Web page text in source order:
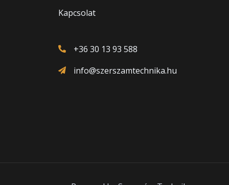
Kapcsolat
+36 30 13 93 588
info@szerszamtechnika.hu